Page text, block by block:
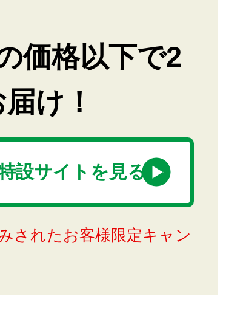
価格以下で2
け！
設サイトを見る
されたお客様限定キャン